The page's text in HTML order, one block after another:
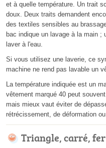
et à quelle température. Un trait
doux. Deux traits demandent
des textiles sensibles au
bac indique un lavage à la main ;
laver à l'eau.
Si vous utilisez une laverie, ce
machine ne rend pas lavable un
La température indiquée est un
vêtement marqué 40 peut
mais mieux vaut éviter de
rétrécissement, de déformation
Triangle, carré, fer